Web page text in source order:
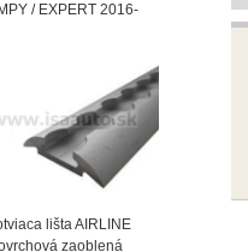
/ EXPERT 2016-
lišta AIRLINE
zaoblená